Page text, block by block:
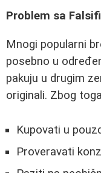
Problem sa
Mnogi popularni
posebno u
pakuju u drugim
originali. Zbog
Kupovati u
Proveravati